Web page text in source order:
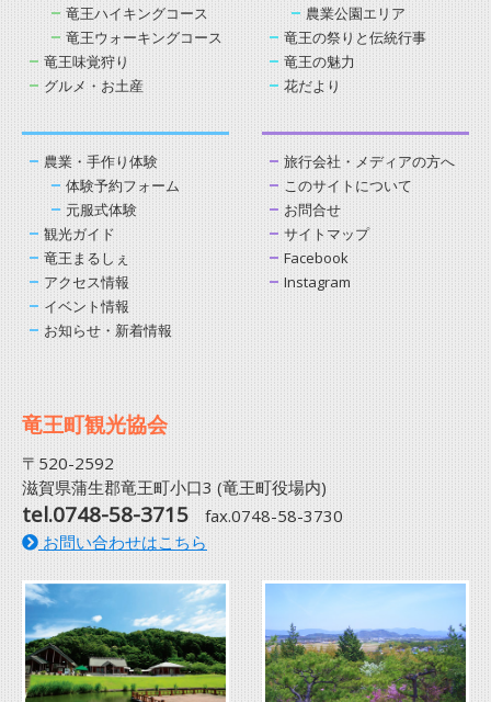
竜王ハイキングコース
竜王ウォーキングコース
竜王味覚狩り
グルメ・お土産
農業公園エリア
竜王の祭りと伝統行事
竜王の魅力
花だより
農業・手作り体験
体験予約フォーム
元服式体験
観光ガイド
竜王まるしぇ
アクセス情報
イベント情報
お知らせ・新着情報
旅行会社・メディアの方へ
このサイトについて
お問合せ
サイトマップ
Facebook
Instagram
竜王町観光協会
〒520-2592
滋賀県蒲生郡竜王町小口3 (竜王町役場内)
tel.0748-58-3715 fax.0748-58-3730
お問い合わせはこちら